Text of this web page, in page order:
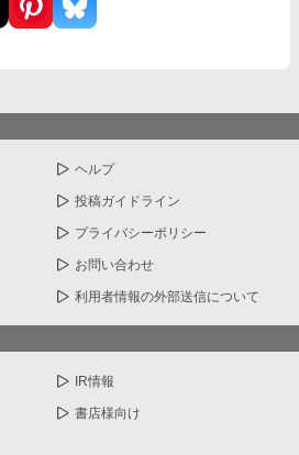
ヘルプ
投稿ガイドライン
プライバシーポリシー
お問い合わせ
利用者情報の外部送信について
IR情報
書店様向け